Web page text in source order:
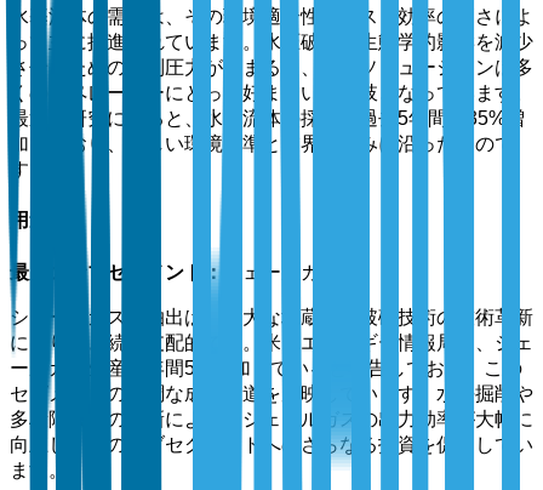
水基流体の需要は、その環境適合性とコスト効率の高さによ
って主に推進されています。水圧破砕の生態学的影響を減少
させるための規制圧力が高まる中、水基ソリューションは多
くのオペレーターにとって好ましい選択肢となっています。
最近の研究によると、水基流体の採用は過去5年間で35%増
加しており、厳しい環境基準と業界の好みに沿ったもので
す。
用途別
最大のサブセグメント： シェールガス
シェールガスの抽出は、広大な埋蔵量と破砕技術の技術革新
により引き続き支配的です。米国エネルギー情報局は、シェ
ールガス生産が年間5%増加していると報告しており、この
セグメントの堅調な成長軌道を反映しています。水平掘削や
多段階破砕の革新により、シェールガスの出力効率が大幅に
向上し、このサブセグメントへのさらなる投資を促進してい
ます。